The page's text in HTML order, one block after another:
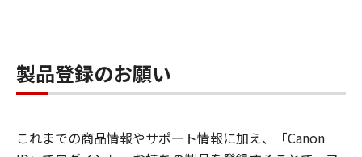
製品登録のお願い
これまでの商品情報やサポート情報に加え、「Canon